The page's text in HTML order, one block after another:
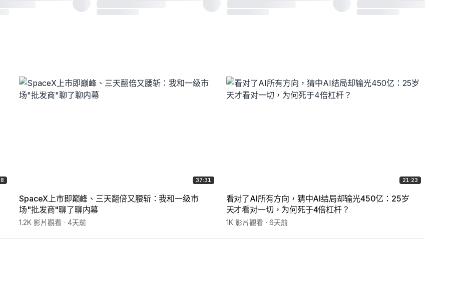
37:31
SpaceX上市即巅峰、三天翻倍又腰斩：我和一级市
场"批发商"聊了聊内幕
1.2K 影片觀看 4天前
21:23
看对了AI所有方向，猜中AI结局却输光450亿：25岁
天才看对一切，为何死于4倍杠杆？
1K 影片觀看 6天前